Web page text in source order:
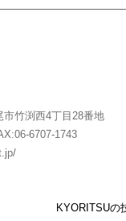
市竹渕西4丁目28番地
6707-1743
KYORITSUの